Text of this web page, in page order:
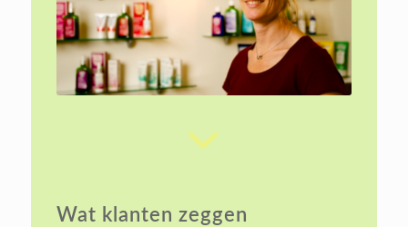
Wat klanten zeggen